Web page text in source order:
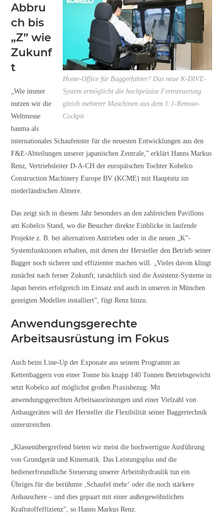
Home-Office für Baggerfahrer? Das neue K-DIVE-
System ermöglicht die hochpräzise Fernsteuerung
gleich mehrerer Maschinen aus dem 1:1-Remote-
Cockpit
Abbru
ch bis
„Z” wie
Zukunf
t
„Wie immer
nutzen wir die
Weltmesse
bauma als
internationales Schaufenster für die neuesten Entwicklungen aus den
F&E-Abteilungen unserer japanischen Zentrale,” erklärt Hanns Markus
Renz, Vertriebsleiter D-A-CH der europäischen Tochter Kobelco
Construction Machinery Europe BV (KCME) mit Hauptsitz im
niederländischen Almere.
Das zeigt sich in diesem Jahr besonders an den zahlreichen Pavillons
am Kobelco Stand, wo die Besucher direkte Einblicke in laufende
Projekte z. B. bei alternativen Antrieben oder in die neuen „K”-
Systemfunktionen erhalten, mit denen der Hersteller den Betrieb seiner
Bagger noch sicherer und effizienter machen will. „Vieles davon klingt
zunächst nach ferner Zukunft, tatsächlich sind die Assistenz-Systeme in
Japan bereits erfolgreich im Einsatz und auch in unseren in München
gezeigten Modellen installiert”, fügt Renz hinzu.
Anwendungsgerechte
Arbeitsausrüstung im Fokus
Auch beim Line-Up der Exponate aus seinem Programm an
Kettenbaggern von einer Tonne bis knapp 140 Tonnen Betriebsgewicht
setzt Kobelco auf möglichst großen Praxisbezug: Mit
anwendungsgerechten Arbeitsausrüstungen und einer Vielzahl von
Anbaugeräten will der Hersteller die Flexibilität seiner Baggertechnik
unterstreichen.
„Klassenübergreifend bieten wir meist die hochwertigste Ausführung
von Grundgerät und Kinematik. Das Leistungsplus und die
bedienerfreundliche Steuerung unserer Arbeitshydraulik tun ein
Übriges für die berühmte ‚Schaufel mehr‘ oder die noch stärkere
Anbauschere – und dies gepaart mit einer außergewöhnlichen
Kraftstoffeffizienz”, so Hanns Markus Renz.